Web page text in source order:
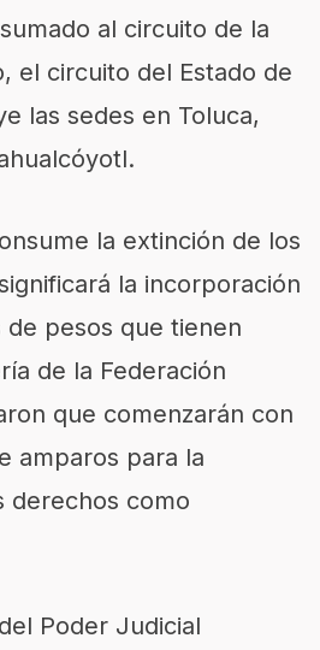
al circuito de la
el circuito del Estado de
las sedes en Toluca,
la extinción de los
la incorporación
de pesos que tienen
de la Federación
que comenzarán con
amparos para la
derechos como
Poder Judicial